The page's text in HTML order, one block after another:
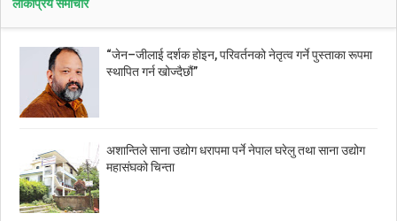
लोकप्रिय समाचार
“जेन–जीलाई दर्शक होइन, परिवर्तनको नेतृत्व गर्ने पुस्ताका रूपमा
स्थापित गर्न खोज्दैछौं”
अशान्तिले साना उद्योग धरापमा पर्ने नेपाल घरेलु तथा साना उद्योग
महासंघको चिन्ता